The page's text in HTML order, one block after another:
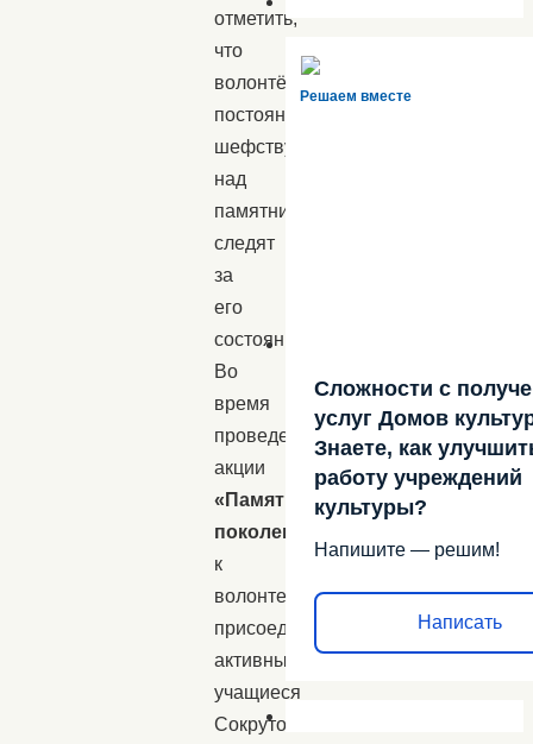
отметить,
что
волонтёры
постоянно
шефствуют
над
памятником:
следят
за
его
состоянием.
Во
время
проведения
акции
«Память
поколений»
к
волонтерам
присоединились
активные
учащиеся
Сокрутовской
Решаем вместе
Сложности с
услуг Домов
Знаете, как
работу учреждений
культуры?
Напишите — решим!
Написать